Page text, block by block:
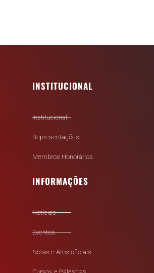
INSTITUCIONAL
Institucional
Representações
Membros Honorários
INFORMAÇÕES
Notícias
Eventos
Notas e Atos oficiais